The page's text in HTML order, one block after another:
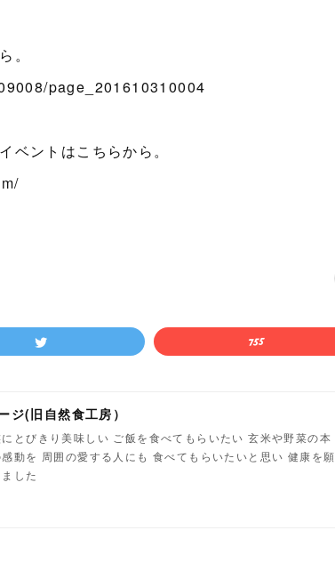
。
page_201610310004
ベントはこちらから。
ジ(旧自然食工房）
とびきり美味しい ご飯を食べてもらいたい 玄米や野菜の本
動を 周囲の愛する人にも 食べてもらいたいと思い 健康を願
した